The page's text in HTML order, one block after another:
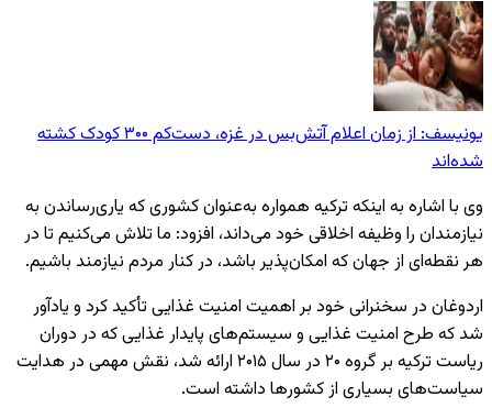
یونیسف: از زمان اعلام آتش‌بس در غزه، دست‌کم ۳۰۰ کودک کشته
شده‌اند
وی با اشاره به اینکه ترکیه همواره به‌عنوان کشوری که یاری‌رساندن به
نیازمندان را وظیفه اخلاقی خود می‌داند، افزود: ما تلاش می‌کنیم تا در
هر نقطه‌ای از جهان که امکان‌پذیر باشد، در کنار مردم نیازمند باشیم.
اردوغان در سخنرانی خود بر اهمیت امنیت غذایی تأکید کرد و یادآور
شد که طرح امنیت غذایی و سیستم‌های پایدار غذایی که در دوران
ریاست ترکیه بر گروه ۲۰ در سال ۲۰۱۵ ارائه شد، نقش مهمی در هدایت
سیاست‌های بسیاری از کشورها داشته است.